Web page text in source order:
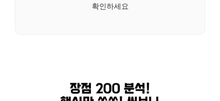
확인하세요